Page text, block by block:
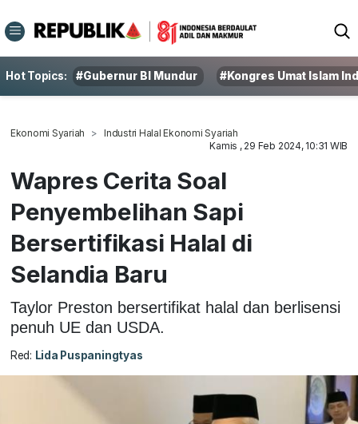
Hot Topics: #Gubernur BI Mundur #Kongres Umat Islam
Ekonomi Syariah
Industri Halal Ekonomi Syariah
Kamis , 29 Feb 2024, 10:31 WIB
Wapres Cerita Soal
Penyembelihan Sapi
Bersertifikasi Halal di
Selandia Baru
Taylor Preston bersertifikat halal dan berlisensi
penuh UE dan USDA.
Red: Lida Puspaningtyas